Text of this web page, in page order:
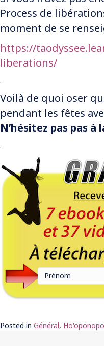
Process de
moment de se
https://
liberations/
.
Voilà de quoi oser
pendant les fêtes
N’hésitez pas pas
.
Posted in Général,